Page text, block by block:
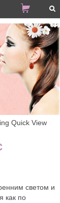
Quick View
светом и
как по